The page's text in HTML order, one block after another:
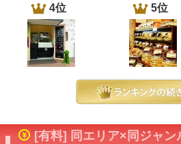
4位 5位
[有料] 同エリア×同ジャン